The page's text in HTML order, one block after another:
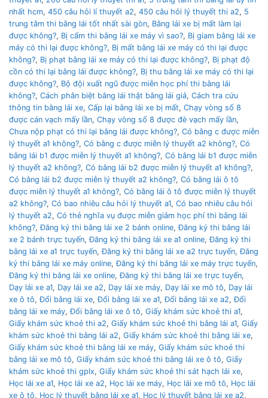
nhất hcm, 450 câu hỏi lí thuyết a2, 450 câu hỏi lý thuyết thi a2, 5
trung tâm thi bằng lái tốt nhất sài gòn, Bằng lái xe bị mất làm lại
được không?, Bị cấm thi bằng lái xe máy vì sao?, Bị giam bằng lái xe
máy có thi lại được không?, Bị mất bằng lái xe máy có thi lại được
không?, Bị phạt bằng lái xe máy có thi lại được không?, Bị phạt độ
cồn có thi lại bằng lái được không?, Bị thu bằng lái xe máy có thi lại
được không?, Bộ đội xuất ngũ được miễn học phí thi bằng lái
không?, Cách phân biệt bằng lái thật bằng lái giả, Cách tra cứu
thông tin bằng lái xe, Cấp lại bằng lái xe bị mất, Chạy vòng số 8
được cán vạch mấy lần, Chạy vòng số 8 được đè vạch mấy lần,
Chưa nộp phạt có thi lại bằng lái được không?, Có bằng c được miễn
lý thuyết a1 không?, Có bằng c được miễn lý thuyết a2 không?, Có
bằng lái b1 được miễn lý thuyết a1 không?, Có bằng lái b1 được miễn
lý thuyết a2 không?, Có bằng lái b2 được miễn lý thuyết a1 không?,
Có bằng lái b2 được miễn lý thuyết a2 không?, Có bằng lái ô tô
được miễn lý thuyết a1 không?, Có bằng lái ô tô được miễn lý thuyết
a2 không?, Có bao nhiêu câu hỏi lý thuyết a1, Có bao nhiêu câu hỏi
lý thuyết a2, Có thẻ nghĩa vụ được miễn giảm học phí thi bằng lái
không?,Đăng ký thi bằng lái xe 2 bánh online,Đăng ký thi bằng lái
xe 2 bánh trực tuyến,Đăng ký thi bằng lái xe a1 online,Đăng ký thi
bằng lái xe a1 trực tuyến,Đăng ký thi bằng lái xe a2 trực tuyến,Đăng
ký thi bằng lái xe máy online,Đăng ký thi bằng lái xe máy trực tuyến,
Đăng ký thi bằng lái xe online,Đăng ký thi bằng lái xe trực tuyến,
Dạy lái xe a1, Dạy lái xe a2, Dạy lái xe máy, Dạy lái xe mô tô, Dạy lái
xe ô tô,Đổi bằng lái xe,Đổi bằng lái xe a1,Đổi bằng lái xe a2,Đổi
bằng lái xe máy,Đổi bằng lái xe ô tô, Giấy khám sức khoẻ thi a1,
Giấy khám sức khoẻ thi a2, Giấy khám sức khoẻ thi bằng lái a1, Giấy
khám sức khoẻ thi bằng lái a2, Giấy khám sức khoẻ thi bằng lái xe,
Giấy khám sức khoẻ thi bằng lái xe máy, Giấy khám sức khoẻ thi
bằng lái xe mô tô, Giấy khám sức khoẻ thi bằng lái xe ô tô, Giấy
khám sức khoẻ thi gplx, Giấy khám sức khoẻ thi sát hạch lái xe,
Học lái xe a1, Học lái xe a2, Học lái xe máy, Học lái xe mô tô, Học lái
xe ô tô, Học lý thuyết bằng lái xe a1, Học lý thuyết bằng lái xe a2,